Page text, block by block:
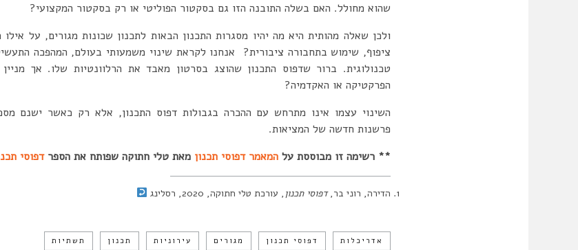
שהוא מחולל. האם בשלה התובנה הזו גם בסקטור הפוליטי או רק בסקטור המקצועי?
ולכן שאלה מהותית היא מה יהיו מסגרות התכנון הבאות לתכנון שכונות מגורים, על אילו
ציפוף, שימוש בתחבורה ציבורית? אנחנו לקראת שינוי משמעותי בעולם, המהפכה
טכנולוגית. ברור שדפוס התכנון שהוצג בסרטון מאבד את הרלוונטיות שלו. אך מניין
הפרקטיקה או האקדמיה?
השינוי עצמו אינו מתרחש עם ההכרה בגבולות דפוס התכנון, אלא רק כאשר ישנם
פרשנות חדשה של המציאות.
** רשימה זו מבוססת על המאמר דפוסי תכנון מאת טלי חתוקה שפותח את הספרדפוסי
הדירה, רוני בר,דפוסי תכנון , עורכת טלי חתוקה, 2020, רסלינג
אדריכלות דפוסי תכנון מגורים עירוניות תכנון תשתיות